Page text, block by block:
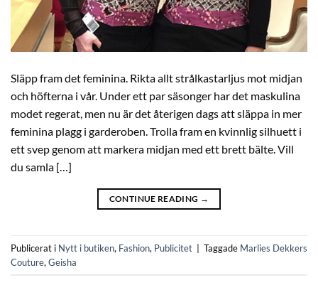
Släpp fram det feminina. Rikta allt strålkastarljus mot midjan
och höfterna i vår. Under ett par säsonger har det maskulina
modet regerat, men nu är det återigen dags att släppa in mer
feminina plagg i garderoben. Trolla fram en kvinnlig silhuett i
ett svep genom att markera midjan med ett brett bälte. Vill
du samla […]
CONTINUE READING →
Publicerat i Nytt i butiken, Fashion, Publicitet Taggade Marlies Dekkers
Couture, Geisha